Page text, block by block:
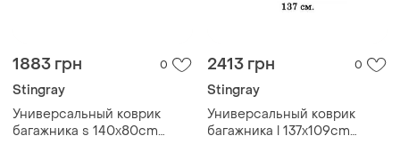
1883 грн 0
Stingray
Универсальный коврик
багажника s 140x80cm
2413 грн 0
Stingray
Универсальный коврик
багажника l 137x109cm